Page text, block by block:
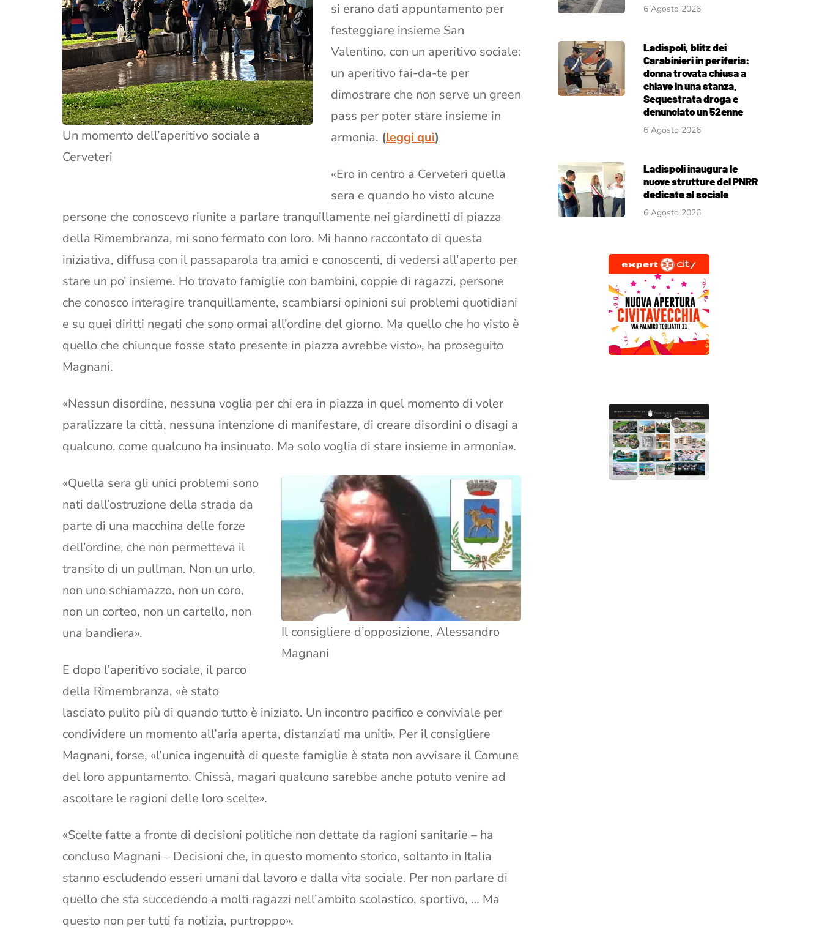
Un momento dell’aperitivo sociale a
Cerveteri
si erano dati appuntamento per
festeggiare insieme San
Valentino, con un aperitivo sociale:
un aperitivo fai-da-te per
dimostrare che non serve un green
pass per poter stare insieme in
armonia. (leggi qui)
«Ero in centro a Cerveteri quella
sera e quando ho visto alcune
persone che conoscevo riunite a parlare tranquillamente nei giardinetti di piazza
della Rimembranza, mi sono fermato con loro. Mi hanno raccontato di questa
iniziativa, diffusa con il passaparola tra amici e conoscenti, di vedersi all’aperto per
stare un po’ insieme. Ho trovato famiglie con bambini, coppie di ragazzi, persone
che conosco interagire tranquillamente, scambiarsi opinioni sui problemi quotidiani
e su quei diritti negati che sono ormai all’ordine del giorno. Ma quello che ho visto è
quello che chiunque fosse stato presente in piazza avrebbe visto», ha proseguito
Magnani.
«Nessun disordine, nessuna voglia per chi era in piazza in quel momento di voler
paralizzare la città, nessuna intenzione di manifestare, di creare disordini o disagi a
qualcuno, come qualcuno ha insinuato. Ma solo voglia di stare insieme in armonia».
Il consigliere d’opposizione, Alessandro
Magnani
«Quella sera gli unici problemi sono
nati dall’ostruzione della strada da
parte di una macchina delle forze
dell’ordine, che non permetteva il
transito di un pullman. Non un urlo,
non uno schiamazzo, non un coro,
non un corteo, non un cartello, non
una bandiera».
E dopo l’aperitivo sociale, il parco
della Rimembranza, «è stato
lasciato pulito più di quando tutto è iniziato. Un incontro pacifico e conviviale per
condividere un momento all’aria aperta, distanziati ma uniti». Per il consigliere
Magnani, forse, «l’unica ingenuità di queste famiglie è stata non avvisare il Comune
del loro appuntamento. Chissà, magari qualcuno sarebbe anche potuto venire ad
ascoltare le ragioni delle loro scelte».
«Scelte fatte a fronte di decisioni politiche non dettate da ragioni sanitarie – ha
concluso Magnani – Decisioni che, in questo momento storico, soltanto in Italia
stanno escludendo esseri umani dal lavoro e dalla vita sociale. Per non parlare di
quello che sta succedendo a molti ragazzi nell’ambito scolastico, sportivo, … Ma
questo non per tutti fa notizia, purtroppo».
6 Agosto 2026
Ladispoli, blitz dei
Carabinieri in periferia:
donna trovata chiusa a
chiave in una stanza.
Sequestrata droga e
denunciato un 52enne
6 Agosto 2026
Ladispoli inaugura le
nuove strutture del PNRR
dedicate al sociale
6 Agosto 2026